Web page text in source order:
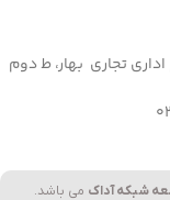
اداری تجاری بهار، ط دوم
شبکه آداک می باشد.